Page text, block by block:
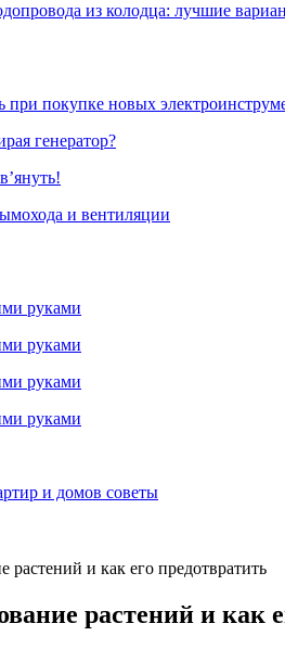
из колодца: лучшие
при покупке новых
генератор?
и вентиляции
руками
руками
руками
руками
и домов советы
растений и как его предотвратить
растений и как